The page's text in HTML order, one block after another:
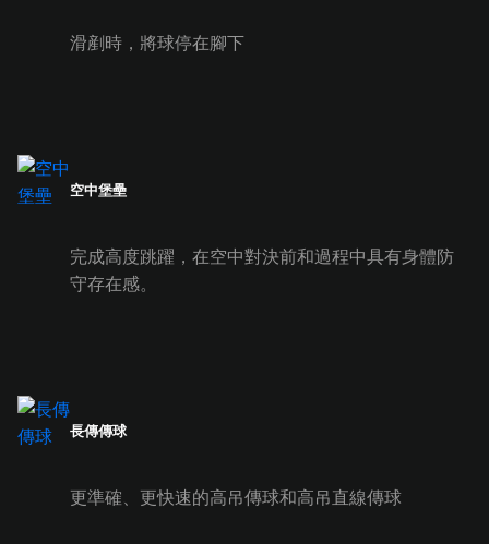
滑剷時，將球停在腳下
空中堡壘
完成高度跳躍，在空中對決前和過程中具有身體防
守存在感。
長傳傳球
更準確、更快速的高吊傳球和高吊直線傳球